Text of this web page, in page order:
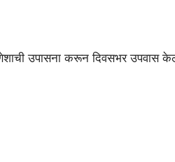
उपासना करून दिवसभर उपवास